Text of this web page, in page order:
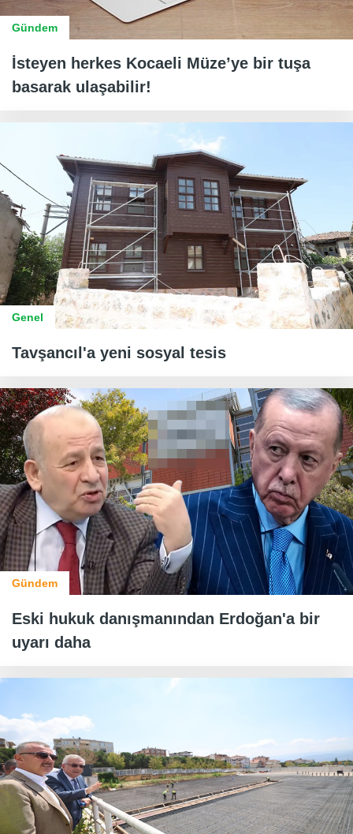
Gündem
İsteyen herkes Kocaeli Müze’ye bir tuşa
basarak ulaşabilir!
Genel
Tavşancıl'a yeni sosyal tesis
Gündem
Eski hukuk danışmanından Erdoğan'a bir
uyarı daha